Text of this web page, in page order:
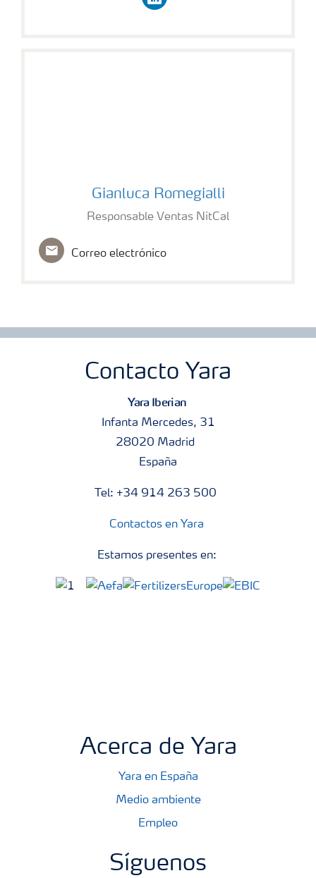
Gianluca Romegialli
Responsable Ventas NitCal
Correo electrónico
Contacto Yara
Yara Iberian
Infanta Mercedes, 31
28020 Madrid
España
Tel: +34 914 263 500
Contactos en Yara
Estamos presentes en:
Acerca de Yara
Yara en España
Medio ambiente
Empleo
Síguenos